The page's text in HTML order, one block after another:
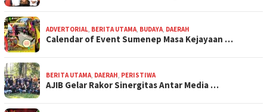
ADVERTORIAL, BERITA UTAMA, BUDAYA, DAERAH
Calendar of Event Sumenep Masa Kejayaan …
BERITA UTAMA, DAERAH, PERISTIWA
AJIB Gelar Rakor Sinergitas Antar Media …